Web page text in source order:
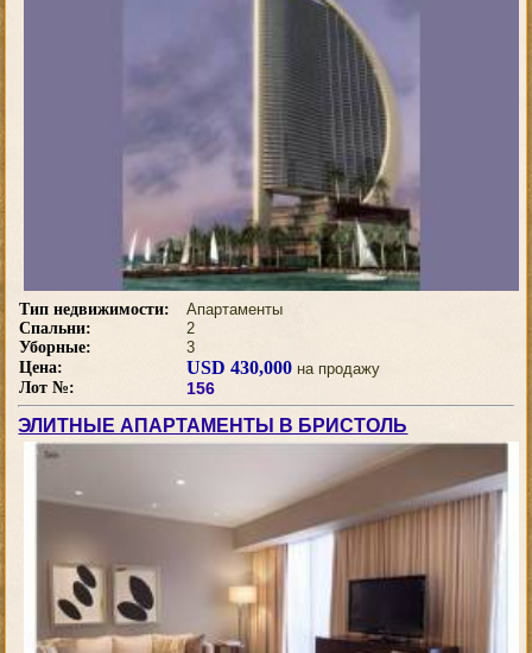
Тип недвижимости:
Апартаменты
Спальни:
2
Уборные:
3
Цена:
USD 430,000 на продажу
Лот №:
156
ЭЛИТНЫЕ АПАРТАМЕНТЫ В БРИСТОЛЬ